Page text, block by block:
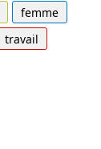
femme
travail